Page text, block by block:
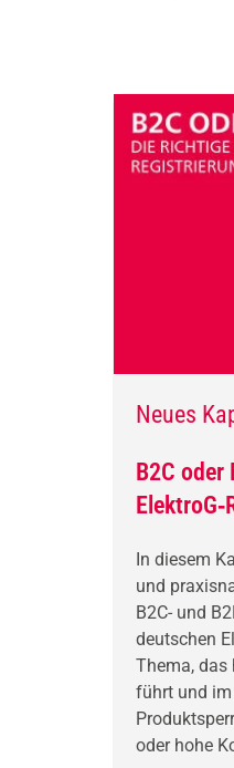
Neues
B2C oder
In diesem
und
B2C- und
deutschen
Thema, das
führt und im
oder hohe